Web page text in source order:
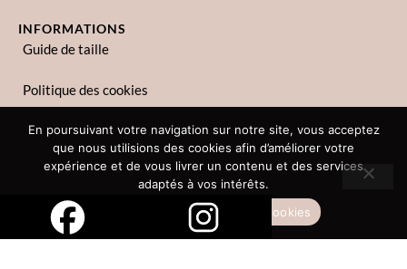
INFORMATIONS
Guide de taille
Politique des cookies
Politique de confidentialité
Copyright © 2023 Zina Lina. Tous droits réservés.
En poursuivant votre navigation sur notre site, vous acceptez
que nous utilisions des cookies afin d’améliorer votre
expérience et de vous livrer un contenu et des services
adaptés à vos intérêts.
Politique des cookies